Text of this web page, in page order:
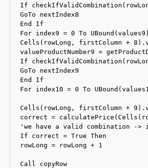
If
GoTo nextIndex8
End If
For index9 = 0 To
Cells(rowLong, firstColumn +
valueProductNumber9 =
If
GoTo nextIndex9
End If
For index10 = 0 To
Cells(rowLong, firstColumn +
correct =
'we have a valid combination ->
If correct = True Then
rowLong = rowLong + 1
Call copyRow